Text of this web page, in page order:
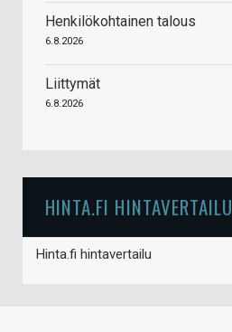
Henkilökohtainen talous
6.8.2026
Liittymät
6.8.2026
HINTA.FI HINTAVERTAILU
Hinta.fi hintavertailu